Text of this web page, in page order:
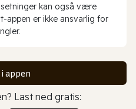
kan også være
appen er ikke ansvarlig for
appen
Last ned gratis: